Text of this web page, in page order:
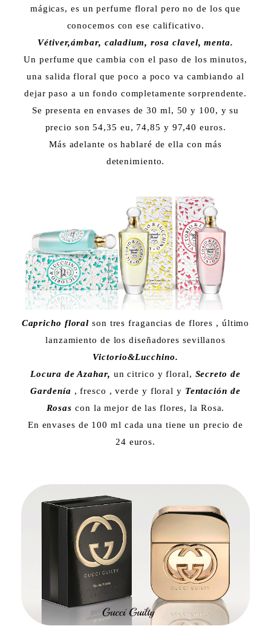
mágicas, es un perfume floral pero no de los que
conocemos con ese calificativo.
Vétiver,ámbar, caladium, rosa clavel, menta.
Un perfume que cambia con el paso de los minutos,
una salida floral que poco a poco va cambiando al
dejar paso a un fondo completamente sorprendente.
Se presenta en envases de 30 ml, 50 y 100, y su
precio son 54,35 eu, 74,85 y 97,40 euros.
Más adelante os hablaré de ella con más
detenimiento.
Capricho floralson tres fragancias de flores , último
lanzamiento de los diseñadores sevillanos
Victorio&Lucchino.
Locura de Azahar, un citrico y floral, Secreto de
Gardenía , fresco , verde y floral y Tentación de
Rosas con la mejor de las flores, la Rosa.
En envases de 100 ml cada una tiene un precio de
24 euros.